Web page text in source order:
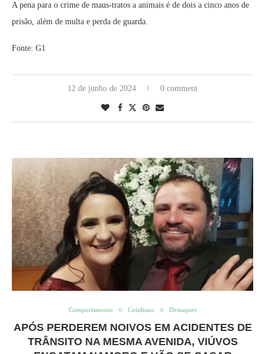
A pena para o crime de maus-tratos a animais é de dois a cinco anos de
prisão, além de multa e perda de guarda.
Fonte: G1
12 de junho de 2024 0 comment
Comportamento Cotidiano Destaques
APÓS PERDEREM NOIVOS EM ACIDENTES DE
TRÂNSITO NA MESMA AVENIDA, VIÚVOS